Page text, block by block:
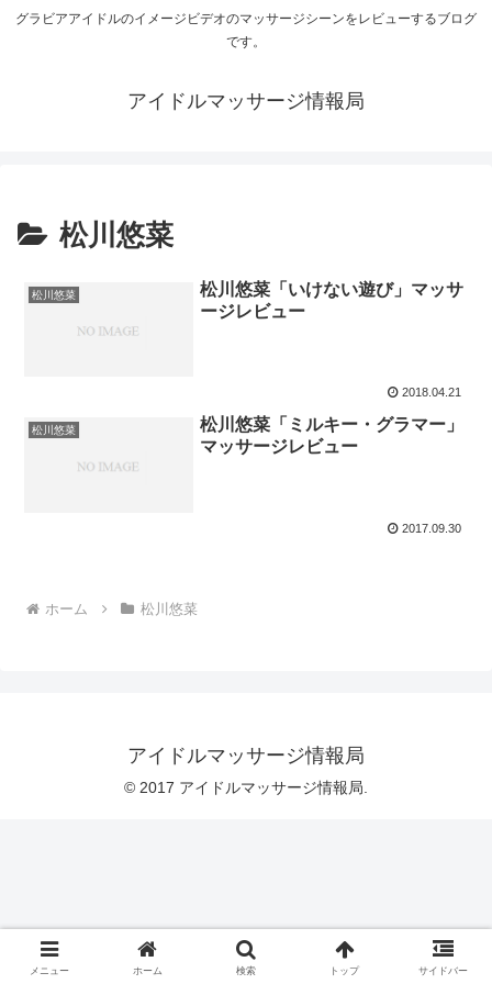
グラビアアイドルのイメージビデオのマッサージシーンをレビューするブログ
です。
アイドルマッサージ情報局
松川悠菜
松川悠菜
松川悠菜「いけない遊び」マッサ
ージレビュー
2018.04.21
松川悠菜
松川悠菜「ミルキー・グラマー」
マッサージレビュー
2017.09.30
ホーム 松川悠菜
アイドルマッサージ情報局
© 2017 アイドルマッサージ情報局.
メニュー ホーム 検索 トップ サイドバー